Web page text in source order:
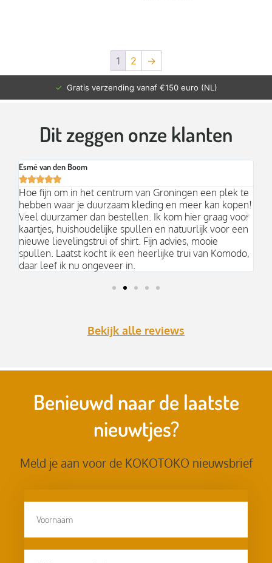
1 2 →
✓ Gratis verzending vanaf €150 euro (NL)
Dit zeggen onze klanten
Esmé van den Boom

Hoe fijn om in het centrum van Groningen een plek te
hebben waar je duurzaam kleding en meer kan kopen!
Veel duurzamer dan bestellen. Ik kom hier graag voor
kaartjes, huishoudelijke spullen en natuurlijk voor een
nieuwe lievelingstrui of shirt. Fijn advies, mooie
spullen. Laatst kocht ik een heerlijke trui van Komodo,
daar leef ik nu ongeveer in.
Bekijk alle reviews
Benieuwd naar de laatste
nieuwtjes?
Meld je aan voor de KOKOTOKO nieuwsbrief